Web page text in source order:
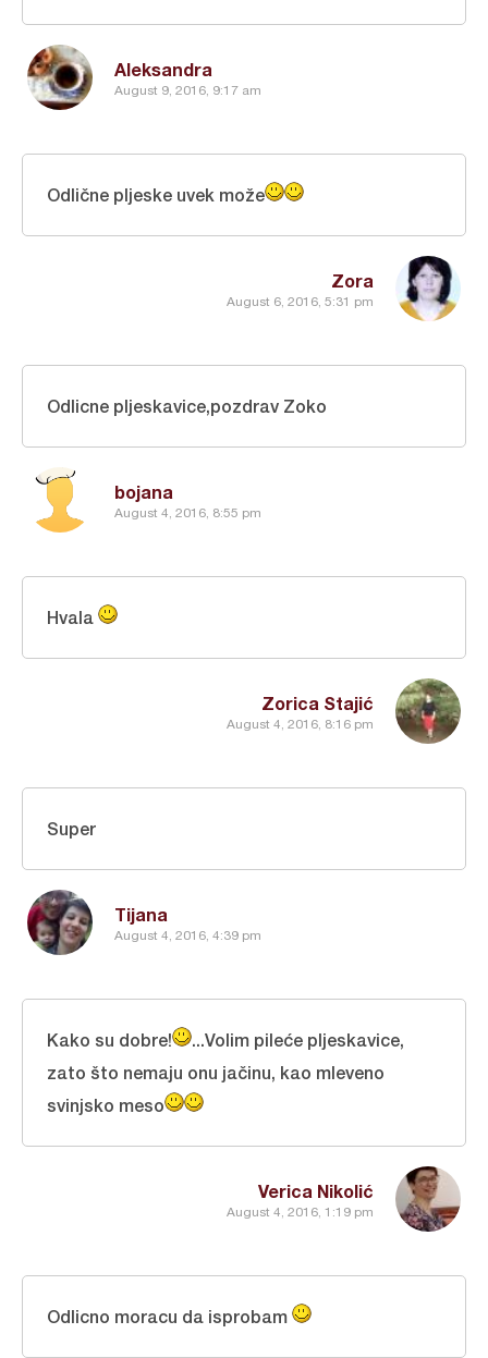
Aleksandra
August 9, 2016, 9:17 am
Zora
August 6, 2016, 5:31 pm
Odlične pljeske uvek može
bojana
August 4, 2016, 8:55 pm
Odlicne pljeskavice,pozdrav Zoko
Zorica Stajić
August 4, 2016, 8:16 pm
Hvala
Tijana
August 4, 2016, 4:39 pm
Super
Verica Nikolić
August 4, 2016, 1:19 pm
Kako su dobre!
...Volim pileće pljeskavice,
zato što nemaju onu jačinu, kao mleveno
svinjsko meso
Odlicno moracu da isprobam